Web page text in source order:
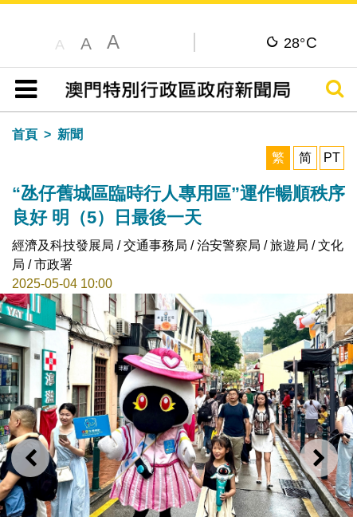
A A A 28°C
目錄
搜尋
首頁
新聞
繁
简 PT
“氹仔舊城區臨時行人專用區”運作暢順秩序
良好 明（5）日最後一天
經濟及科技發展局 / 交通事務局 / 治安警察局 / 旅遊局 / 文化
局 / 市政署
2025-05-04 10:00
上一則 下一